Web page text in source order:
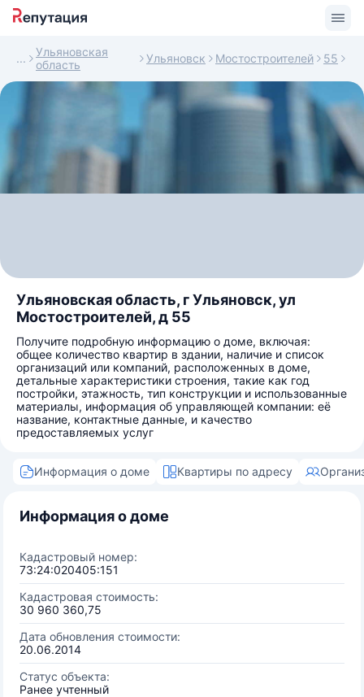
Ульяновская
область
Ульяновск Мостостроителей 55
Ульяновская область, г Ульяновск, ул
Мостостроителей, д 55
Получите подробную информацию о доме, включая:
общее количество квартир в здании, наличие и список
организаций или компаний, расположенных в доме,
детальные характеристики строения, такие как год
постройки, этажность, тип конструкции и использованные
материалы, информация об управляющей компании: её
название, контактные данные, и качество
предоставляемых услуг
Информация о доме Квартиры по адресу
Информация о доме
Кадастровый номер:
73:24:020405:151
Кадастровая стоимость:
30 960 360,75
Дата обновления стоимости:
20.06.2014
Статус объекта:
Ранее учтенный